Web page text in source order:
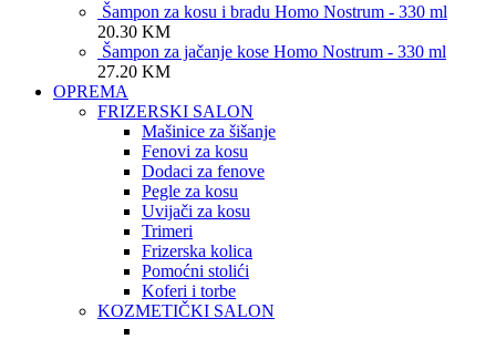
Šampon za kosu i bradu Homo Nostrum - 330 ml
20.30 KM
Šampon za jačanje kose Homo Nostrum - 330 ml
27.20 KM
OPREMA
FRIZERSKI SALON
Mašinice za šišanje
Fenovi za kosu
Dodaci za fenove
Pegle za kosu
Uvijači za kosu
Trimeri
Frizerska kolica
Pomoćni stolići
Koferi i torbe
KOZMETIČKI SALON